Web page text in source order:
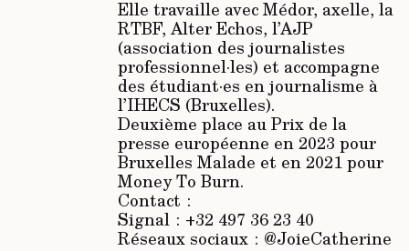
Elle travaille avec Médor, axelle, la
RTBF, Alter Echos, l’AJP
(association des journalistes
professionnel·les) et accompagne
des étudiant·es en journalisme à
l’IHECS (Bruxelles).
Deuxième place au Prix de la
presse européenne en 2023 pour
Bruxelles Malade et en 2021 pour
Money To Burn.
Contact :
Signal : +32 497 36 23 40
Réseaux sociaux : @JoieCatherine